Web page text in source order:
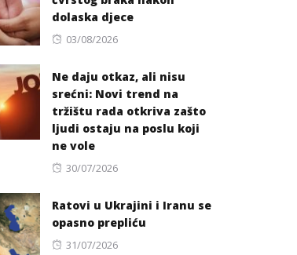
dolaska djece
Posted
03/08/2026
Ne daju otkaz, ali nisu
srećni: Novi trend na
tržištu rada otkriva zašto
ljudi ostaju na poslu koji
ne vole
Posted
30/07/2026
Ratovi u Ukrajini i Iranu se
opasno prepliću
Posted
31/07/2026